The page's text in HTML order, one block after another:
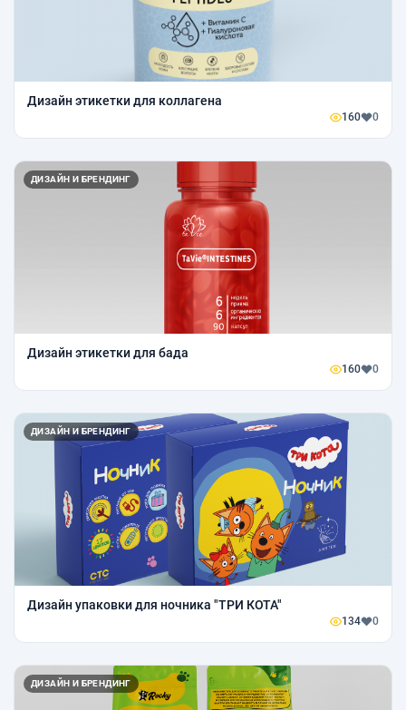
Дизайн этикетки для коллагена
160 0
ДИЗАЙН И БРЕНДИНГ
Дизайн этикетки для бада
160 0
ДИЗАЙН И БРЕНДИНГ
Дизайн упаковки для ночника "ТРИ КОТА"
134 0
ДИЗАЙН И БРЕНДИНГ